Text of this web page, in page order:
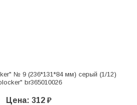
№ 9 (236*131*84 мм) серый (1/12)
br365010026
Цена: 312 ₽